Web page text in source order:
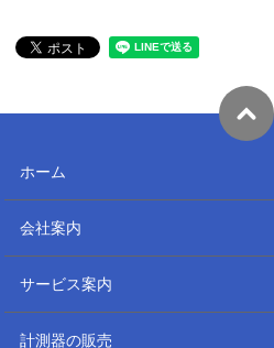
ホーム
会社案内
サービス案内
計測器の販売